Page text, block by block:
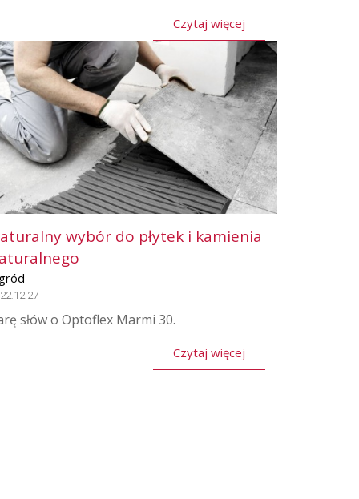
Czytaj więcej
wybór do płytek i kamienia
słów o Optoflex Marmi 30.
Czytaj więcej